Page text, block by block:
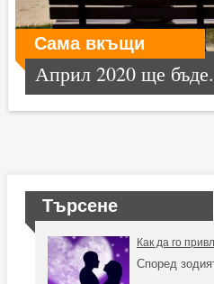
Сама вкъщи
Април 2020 ще
Търсене
Как да го
Според